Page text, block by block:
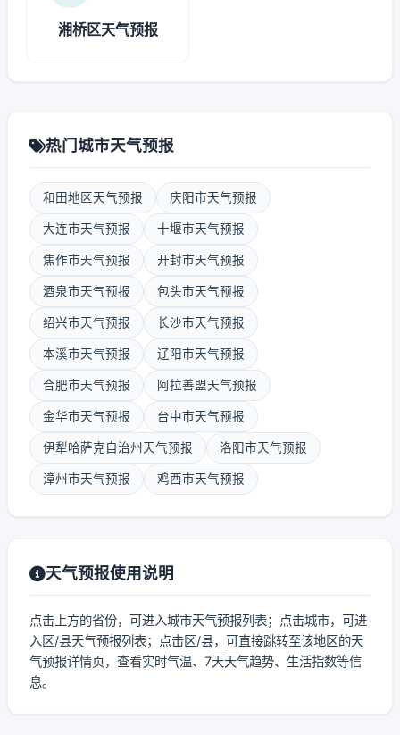
湘桥区天气预报
热门城市天气预报
和田地区天气预报 庆阳市天气预报
大连市天气预报 十堰市天气预报
焦作市天气预报 开封市天气预报
酒泉市天气预报 包头市天气预报
绍兴市天气预报 长沙市天气预报
本溪市天气预报 辽阳市天气预报
合肥市天气预报 阿拉善盟天气预报
金华市天气预报 台中市天气预报
伊犁哈萨克自治州天气预报 洛阳市天气预报
漳州市天气预报 鸡西市天气预报
天气预报使用说明
点击上方的省份，可进入城市天气预报列表；点击城市，可进
入区/县天气预报列表；点击区/县，可直接跳转至该地区的天
气预报详情页，查看实时气温、7天天气趋势、生活指数等信
息。